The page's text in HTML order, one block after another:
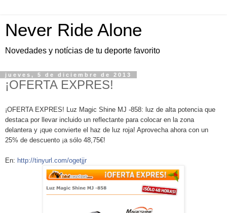
Never Ride Alone
Novedades y notícias de tu deporte favorito
jueves, 5 de diciembre de 2013
¡OFERTA EXPRES!
¡OFERTA EXPRES! Luz Magic Shine MJ -858: luz de alta potencia que
destaca por llevar incluido un reflectante para colocar en la zona
delantera y ¡que convierte el haz de luz roja! Aprovecha ahora con un
25% de descuento ¡a sólo 48,75€!
En: http://tinyurl.com/ogetjjr